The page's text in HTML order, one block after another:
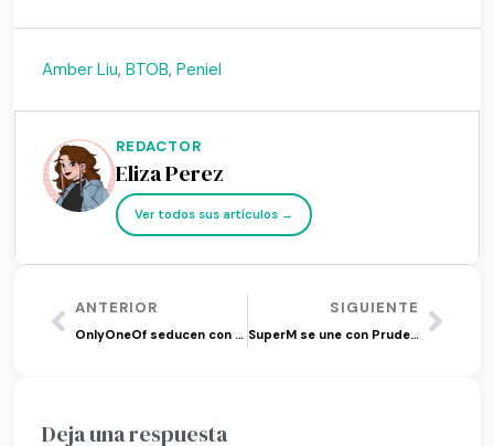
Amber Liu,BTOB,Peniel
REDACTOR
Eliza Perez
Ver todos sus artículos →
ANTERIOR
OnlyOneOf seducen con su tema ‘libidO’
SIGUIENTE
SuperM se une con Prudential para el divertido tema ‘We DO’
Deja una respuesta